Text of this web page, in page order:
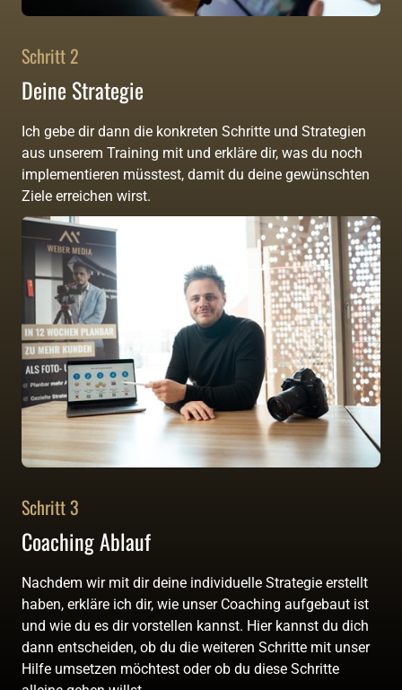
Schritt 2
Deine Strategie
Ich gebe dir dann die konkreten Schritte und Strategien
aus unserem Training mit und erkläre dir, was du noch
implementieren müsstest, damit du deine gewünschten
Ziele erreichen wirst.
Schritt 3
Coaching Ablauf
Nachdem wir mit dir deine individuelle Strategie erstellt
haben, erkläre ich dir, wie unser Coaching aufgebaut ist
und wie du es dir vorstellen kannst. Hier kannst du dich
dann entscheiden, ob du die weiteren Schritte mit unser
Hilfe umsetzen möchtest oder ob du diese Schritte